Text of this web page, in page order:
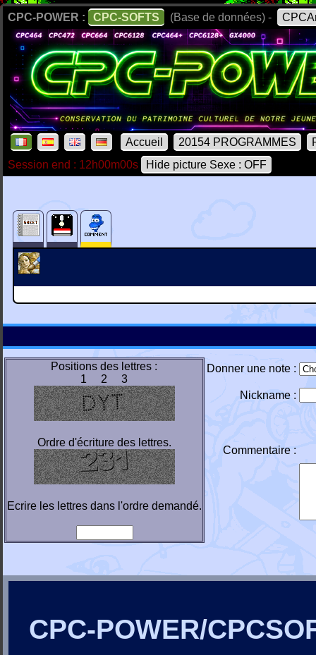
CPC-POWER : CPC-SOFTS (Base de données) -
Accueil 20154 PROGRAMMES
Session end : 12h00m00s
Hide picture Sexe : OFF
Positions des lettres :
1 2 3
Ordre d'écriture des lettres.
Ecrire les lettres dans l'ordre demandé.
Donner une note :
Nickname :
Commentaire :
CPC-POWER/